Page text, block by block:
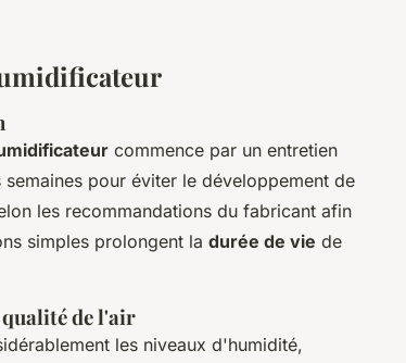
commence par un entretien
pour éviter le développement de
les recommandations du fabricant afin
simples prolongent la durée de vie de
de l'air
les niveaux d'humidité,